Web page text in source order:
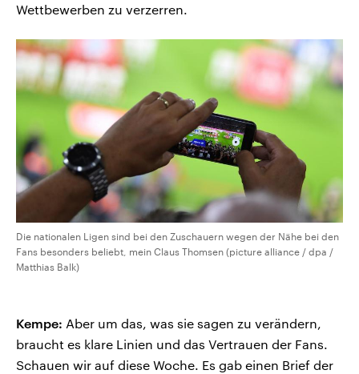
Wettbewerben zu verzerren.
Die nationalen Ligen sind bei den Zuschauern wegen der Nähe bei den
Fans besonders beliebt, mein Claus Thomsen (picture alliance / dpa /
Matthias Balk)
Kempe: Aber um das, was sie sagen zu verändern,
braucht es klare Linien und das Vertrauen der Fans.
Schauen wir auf diese Woche. Es gab einen Brief der